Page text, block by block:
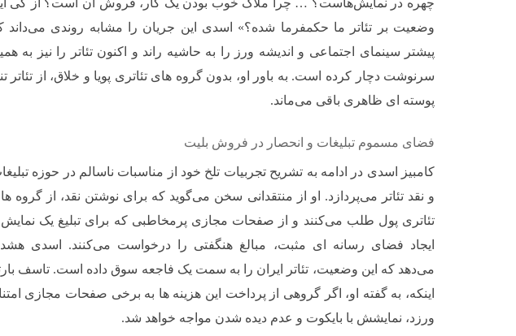
چهره در نمایش‌هاست؟ … چرا ملاک خوب بودن یک کار، فروش آن است؟ از کی
وضعیت بر تئاتر ما حکمفرما شده؟» اسدی این جریان را مشابه روندی می‌داند
پیشتر سینمای اجتماعی و اندیشه ورز را به حاشیه راند و اکنون تئاتر را نیز به
سرنوشت دچار کرده است. به باور او، بدون گروه های تئاتری پویا و خلاق، از تئاتر
پوسته ای ظاهری باقی می‌ماند.
فضای مسموم تبلیغات و انحصار در فروش بلیت
کامبیز اسدی در ادامه به تشریح تجربیات تلخ خود از مناسبات ناسالم در حوزه
و نقد تئاتر می‌پردازد. او از منتقدانی سخن می‌گوید که برای نوشتن نقد، از گروه
تئاتری پول طلب می‌کنند و از صفحات مجازی پرمخاطبی که برای تبلیغ یک
ایجاد فضای رسانه ای مثبت، مبالغ هنگفتی را درخواست می‌کنند. اسدی
می‌دهد که این وضعیت، تئاتر ایران را به سمت یک فاجعه سوق داده است. تاسف
اینکه، به گفته او، اگر گروهی از پرداخت این هزینه ها به برخی صفحات مجازی
ورزد، نمایشش با بایکوت و عدم دیده شدن مواجه خواهد شد.